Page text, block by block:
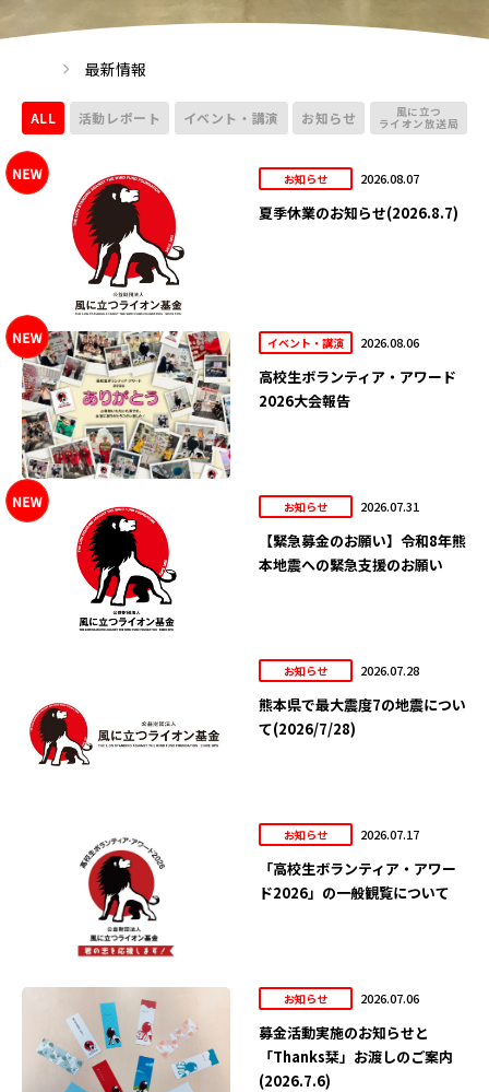
最新情報
ALL 活動レポート イベント・講演 お知らせ 風に立つ
ライオン放送局
お知らせ 2026.08.07
夏季休業のお知らせ(2026.8.7)
イベント・講演 2026.08.06
高校生ボランティア・アワード
2026大会報告
お知らせ 2026.07.31
【緊急募金のお願い】令和8年熊
本地震への緊急支援のお願い
お知らせ 2026.07.28
熊本県で最大震度7の地震につい
て(2026/7/28)
お知らせ 2026.07.17
「高校生ボランティア・アワー
ド2026」の一般観覧について
お知らせ 2026.07.06
募金活動実施のお知らせと
「Thanks栞」お渡しのご案内
(2026.7.6)